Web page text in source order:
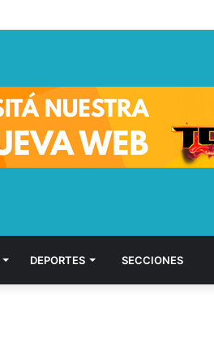
DEPORTES SECCIONES